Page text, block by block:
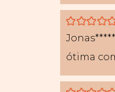
5
ótima